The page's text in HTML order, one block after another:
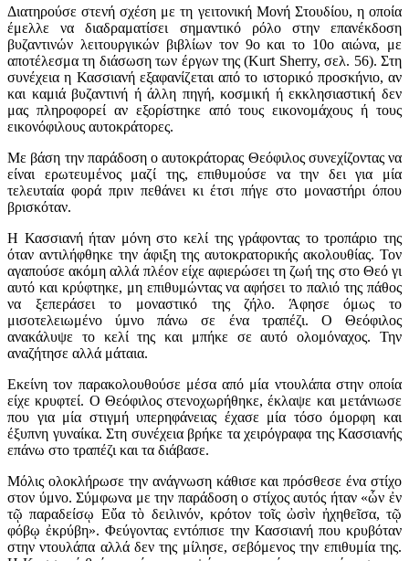
Διατηρούσε στενή σχέση με τη γειτονική Μονή Στουδίου, η οποία
έμελλε να διαδραματίσει σημαντικό ρόλο στην επανέκδοση
βυζαντινών λειτουργικών βιβλίων τον 9ο και το 10ο αιώνα, με
αποτέλεσμα τη διάσωση των έργων της (Kurt Sherry, σελ. 56). Στη
συνέχεια η Κασσιανή εξαφανίζεται από το ιστορικό προσκήνιο, αν
και καμιά βυζαντινή ή άλλη πηγή, κοσμική ή εκκλησιαστική δεν
μας πληροφορεί αν εξορίστηκε από τους εικονομάχους ή τους
εικονόφιλους αυτοκράτορες.
Με βάση την παράδοση ο αυτοκράτορας Θεόφιλος συνεχίζοντας να
είναι ερωτευμένος μαζί της, επιθυμούσε να την δει για μία
τελευταία φορά πριν πεθάνει κι έτσι πήγε στο μοναστήρι όπου
βρισκόταν.
Η Κασσιανή ήταν μόνη στο κελί της γράφοντας το τροπάριο της
όταν αντιλήφθηκε την άφιξη της αυτοκρατορικής ακολουθίας. Τον
αγαπούσε ακόμη αλλά πλέον είχε αφιερώσει τη ζωή της στο Θεό γι
αυτό και κρύφτηκε, μη επιθυμώντας να αφήσει το παλιό της πάθος
να ξεπεράσει το μοναστικό της ζήλο. Άφησε όμως το
μισοτελειωμένο ύμνο πάνω σε ένα τραπέζι. Ο Θεόφιλος
ανακάλυψε το κελί της και μπήκε σε αυτό ολομόναχος. Την
αναζήτησε αλλά μάταια.
Εκείνη τον παρακολουθούσε μέσα από μία ντουλάπα στην οποία
είχε κρυφτεί. Ο Θεόφιλος στενοχωρήθηκε, έκλαψε και μετάνιωσε
που για μία στιγμή υπερηφάνειας έχασε μία τόσο όμορφη και
έξυπνη γυναίκα. Στη συνέχεια βρήκε τα χειρόγραφα της Κασσιανής
επάνω στο τραπέζι και τα διάβασε.
Μόλις ολοκλήρωσε την ανάγνωση κάθισε και πρόσθεσε ένα στίχο
στον ύμνο. Σύμφωνα με την παράδοση ο στίχος αυτός ήταν «ὧν ἐν
τῷ παραδείσῳ Εὔα τὸ δειλινόν, κρότον τοῖς ὠσὶν ἠχηθεῖσα, τῷ
φόβῳ ἐκρύβη». Φεύγοντας εντόπισε την Κασσιανή που κρυβόταν
στην ντουλάπα αλλά δεν της μίλησε, σεβόμενος την επιθυμία της.